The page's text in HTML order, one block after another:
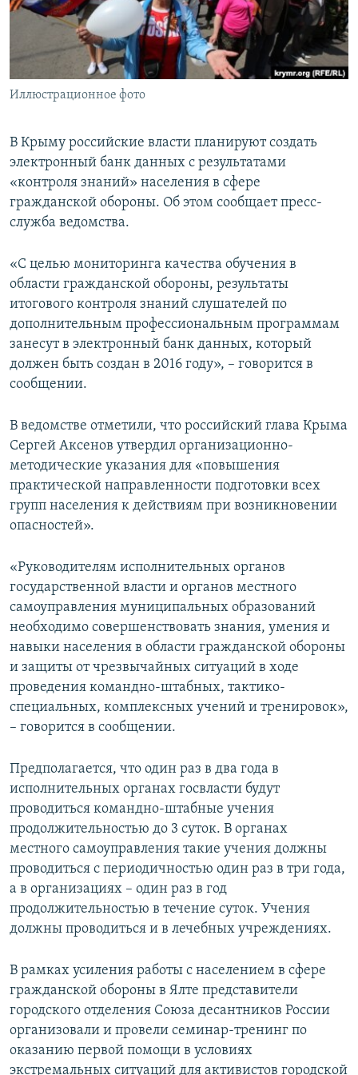
ПОБЕДИТЕЛЕЙ НЕ СУДЯТ?
КРЫМ.НЕПОКОРЕННЫЙ
УКРАИНСКАЯ ПРОБЛЕМА КРЫМА
ПРИСОЕДИНЯЙТЕСЬ!
Иллюстрационное фото
В Крыму российские власти планируют создать
электронный банк данных с результатами
«контроля знаний» населения в сфере
гражданской обороны. Об этом сообщает пресс-
служба ведомства.
«С целью мониторинга качества обучения в
области гражданской обороны, результаты
итогового контроля знаний слушателей по
дополнительным профессиональным программам
занесут в электронный банк данных, который
должен быть создан в 2016 году», – говорится в
сообщении.
В ведомстве отметили, что российский глава Крыма
Сергей Аксенов утвердил организационно-
методические указания для «повышения
практической направленности подготовки всех
групп населения к действиям при возникновении
опасностей».
«Руководителям исполнительных органов
государственной власти и органов местного
самоуправления муниципальных образований
необходимо совершенствовать знания, умения и
навыки населения в области гражданской обороны
и защиты от чрезвычайных ситуаций в ходе
проведения командно-штабных, тактико-
специальных, комплексных учений и тренировок»,
– говорится в сообщении.
Предполагается, что один раз в два года в
исполнительных органах госвласти будут
проводиться командно-штабные учения
продолжительностью до 3 суток. В органах
местного самоуправления такие учения должны
проводиться с периодичностью один раз в три года,
а в организациях – один раз в год
продолжительностью в течение суток. Учения
должны проводиться и в лечебных учреждениях.
В рамках усиления работы с населением в сфере
гражданской обороны в Ялте представители
городского отделения Союза десантников России
организовали и провели семинар-тренинг по
оказанию первой помощи в условиях
экстремальных ситуаций для активистов городской